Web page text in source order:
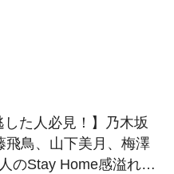
した人必見！】乃木坂
飛鳥、山下美月、梅澤
のStay Home感溢れる